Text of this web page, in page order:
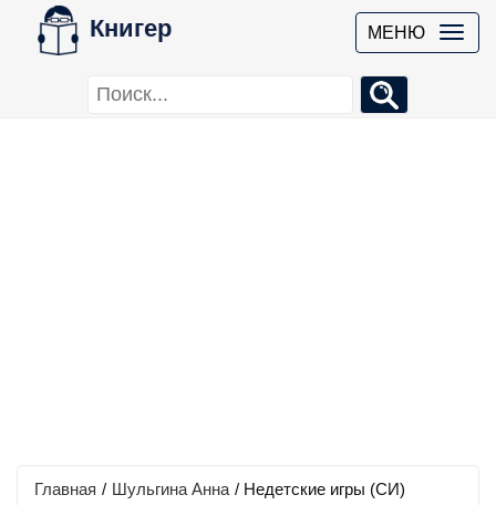
Книгер МЕНЮ
Главная / Шульгина Анна / Недетские игры (СИ)